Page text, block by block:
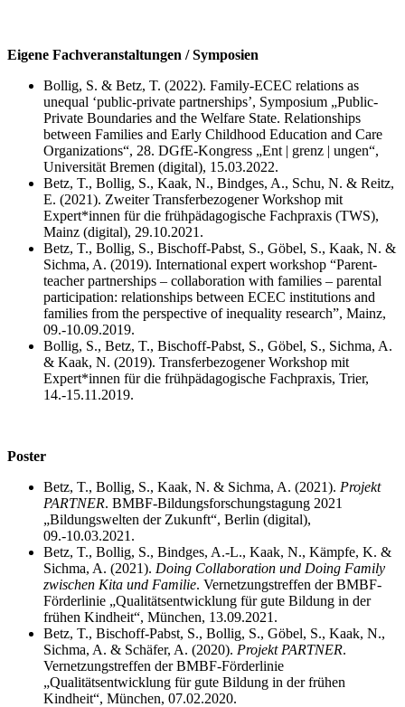
Eigene Fachveranstaltungen / Symposien
Bollig, S. & Betz, T. (2022). Family-ECEC relations as
unequal ‘public-private partnerships’, Symposium „Public-
Private Boundaries and the Welfare State. Relationships
between Families and Early Childhood Education and Care
Organizations“, 28. DGfE-Kongress „Ent | grenz | ungen“,
Universität Bremen (digital), 15.03.2022.
Betz, T., Bollig, S., Kaak, N., Bindges, A., Schu, N. & Reitz,
E. (2021). Zweiter Transferbezogener Workshop mit
Expert*innen für die frühpädagogische Fachpraxis (TWS),
Mainz (digital), 29.10.2021.
Betz, T., Bollig, S., Bischoff-Pabst, S., Göbel, S., Kaak, N. &
Sichma, A. (2019). International expert workshop “Parent-
teacher partnerships – collaboration with families – parental
participation: relationships between ECEC institutions and
families from the perspective of inequality research”, Mainz,
09.-10.09.2019.
Bollig, S., Betz, T., Bischoff-Pabst, S., Göbel, S., Sichma, A.
& Kaak, N. (2019). Transferbezogener Workshop mit
Expert*innen für die frühpädagogische Fachpraxis, Trier,
14.-15.11.2019.
Poster
Betz, T., Bollig, S., Kaak, N. & Sichma, A. (2021). Projekt
PARTNER. BMBF-Bildungsforschungstagung 2021
„Bildungswelten der Zukunft“, Berlin (digital),
09.-10.03.2021.
Betz, T., Bollig, S., Bindges, A.-L., Kaak, N., Kämpfe, K. &
Sichma, A. (2021). Doing Collaboration und Doing Family
zwischen Kita und Familie. Vernetzungstreffen der BMBF-
Förderlinie „Qualitätsentwicklung für gute Bildung in der
frühen Kindheit“, München, 13.09.2021.
Betz, T., Bischoff-Pabst, S., Bollig, S., Göbel, S., Kaak, N.,
Sichma, A. & Schäfer, A. (2020). Projekt PARTNER.
Vernetzungstreffen der BMBF-Förderlinie
„Qualitätsentwicklung für gute Bildung in der frühen
Kindheit“, München, 07.02.2020.